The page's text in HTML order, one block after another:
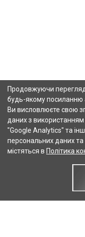
Продовжуючи
будь-якому посиланню
Ви висловлюєте свою
даних з використанням
"Google Analytics" та
персональних даних та
містяться в Політика